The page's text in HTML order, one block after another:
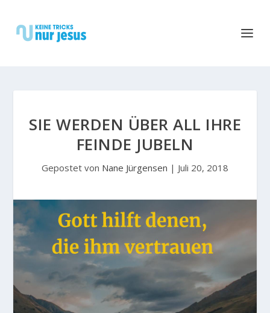
SIE WERDEN ÜBER ALL IHRE
FEINDE JUBELN
Gepostet von Nane Jürgensen | Juli 20, 2018